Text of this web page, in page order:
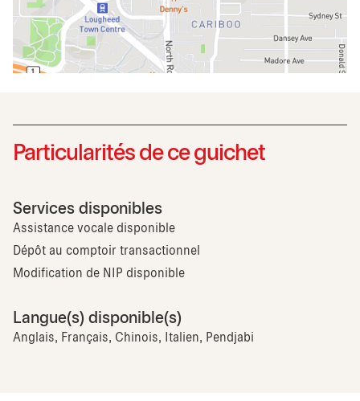
Particularités de ce guichet
Services disponibles
Assistance vocale disponible
Dépôt au comptoir transactionnel
Modification de NIP disponible
Langue(s) disponible(s)
Anglais, Français, Chinois, Italien, Pendjabi